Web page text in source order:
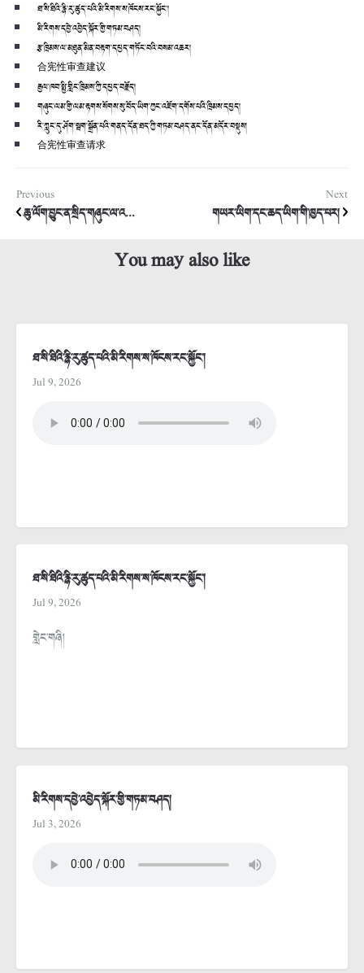
ཐ་སི་ཐིའི་རྙི་རུ་ཚུད་པའི་མི་རིགས་ས་ཁོངས་རང་སྐྱོང་།
མི་རིགས་དབྱེ་འབྱེད་སྐོར་གྱི་གཏམ་བཤད།
རྩ་ཁྲིམས་ལ་མཐུན་མིན་བརྟག་དཔྱད་གཏོང་བའི་བསམ་འཆར།
合宪性审查建议
རྒྱལ་ཁབ་སྤྱི་གླིང་ཁྲིམས་ཀྱི་དཔྱད་བརྗོད།
གཞུང་ལམ་གྱི་ལམ་རྟགས་སོགས་སུ་བོད་ཡིག་ཀྱང་འཇོག་དགོས་པའི་ཁྲིམས་དཔྱད།
རི་ཀླུང་དུ་ཤོག་སྦག་སྒྲོན་པའི་གནད་དོན་ཐད་ཀྱི་གཏམ་བཤད་ནང་དོན་མདོར་བསྡུས།
合宪性审查请求
Previous
ཆུ་ལོག་བྱུང་ན་སྲིད་གཞུང་ལ་འ...
Next
གཡར་ཡིག་དང་ཆད་ཡིག་གི་ཁྱད་པར།
You may also like
ཐ་སི་ཐིའི་རྙི་རུ་ཚུད་པའི་མི་རིགས་ས་ཁོངས་རང་སྐྱོང་།
Jul 9, 2026
ཐ་སི་ཐིའི་རྙི་རུ་ཚུད་པའི་མི་རིགས་ས་ཁོངས་རང་སྐྱོང་།
Jul 9, 2026
གླེང་གཞི།
མི་རིགས་དབྱེ་འབྱེད་སྐོར་གྱི་གཏམ་བཤད།
Jul 3, 2026